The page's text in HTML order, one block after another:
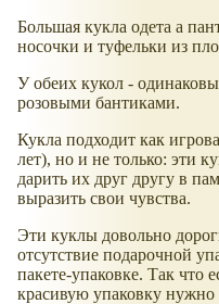
Большая кукла одета а
носочки и туфельки из
У обеих кукол -
розовыми бантиками.
Кукла подходит как
лет), но и не только: эти
дарить их друг другу в
выразить свои чувства.
Эти куклы довольно
отсутствие подарочной
пакете-упаковке. Так что
красивую упаковку нужно